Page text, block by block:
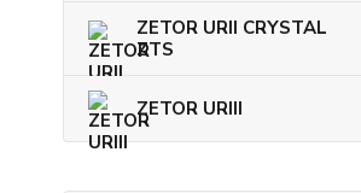
ZETOR URII CRYSTAL
ZTS
ZETOR URIII